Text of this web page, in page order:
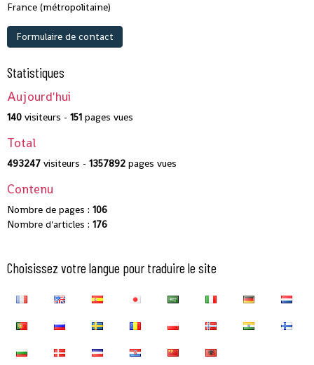
France (métropolitaine)
Formulaire de contact
Statistiques
Aujourd'hui
140 visiteurs - 151 pages vues
Total
493247 visiteurs - 1357892 pages vues
Contenu
Nombre de pages : 106
Nombre d'articles : 176
Choisissez votre langue pour traduire le site